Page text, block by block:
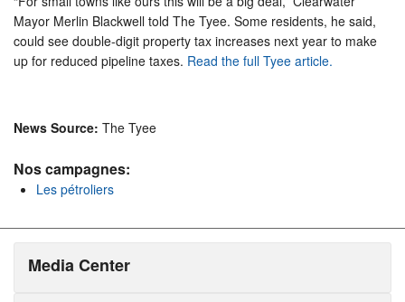
Mayor Merlin Blackwell told The Tyee. Some residents, he said,
could see double-digit property tax increases next year to make
up for reduced pipeline taxes. Read the full Tyee article.
News Source: The Tyee
Nos campagnes:
Les pétroliers
Media Center